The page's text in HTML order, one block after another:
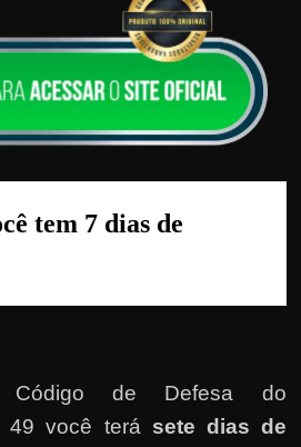
tem 7 dias de
Código de Defesa do
49 você terá sete dias de